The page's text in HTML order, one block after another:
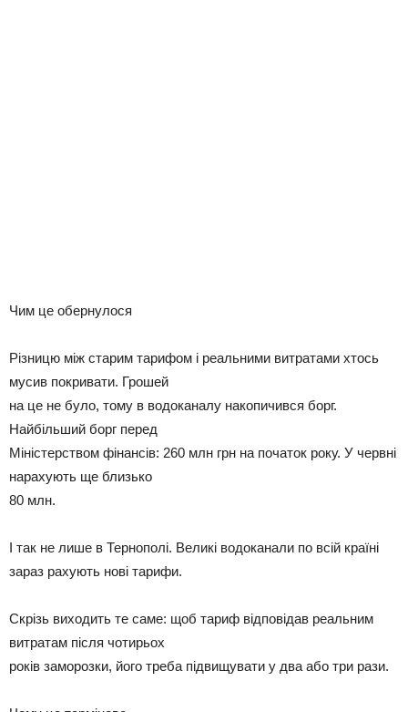
Чим це обернулося
Різницю між старим тарифом і реальними витратами хтось
мусив покривати. Грошей
на це не було, тому в водоканалу накопичився борг.
Найбільший борг перед
Міністерством фінансів: 260 млн грн на початок року. У червні
нарахують ще близько
80 млн.
І так не лише в Тернополі. Великі водоканали по всій країні
зараз рахують нові тарифи.
Скрізь виходить те саме: щоб тариф відповідав реальним
витратам після чотирьох
років заморозки, його треба підвищувати у два або три рази.